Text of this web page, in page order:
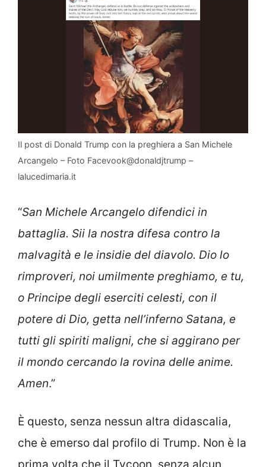
Il post di Donald Trump con la preghiera a San Michele
Arcangelo – Foto Facevook@donaldjtrump –
lalucedimaria.it
“San Michele Arcangelo difendici in
battaglia. Sii la nostra difesa contro la
malvagità e le insidie del diavolo. Dio lo
rimproveri, noi umilmente preghiamo, e tu,
o Principe degli eserciti celesti, con il
potere di Dio, getta nell’inferno Satana, e
tutti gli spiriti maligni, che si aggirano per
il mondo cercando la rovina delle anime.
Amen.”
È questo, senza nessun altra didascalia,
che è emerso dal profilo di Trump. Non è la